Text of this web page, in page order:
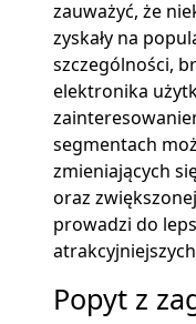
zauważyć, że
zyskały na
szczególności,
elektronika
segmentach
zmieniających
oraz
prowadzi do
Popyt z